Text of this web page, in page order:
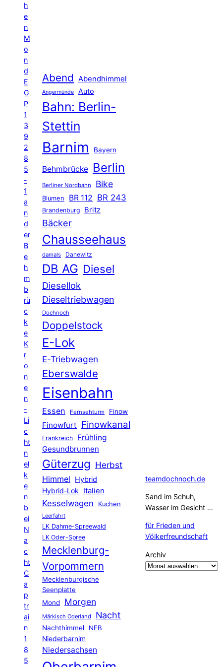
h
e
n
M
o
n
d
E
G
P
1
3
9
2
8
5
-
1
a
n
d
er
B
e
h
m
b
rü
c
k
e
K
r
o
n
e
n
-
Li
c
ht
n
el
k
e
n
b
ei
N
a
c
ht
C
a
p
tr
ai
n
1
8
5
Abend Abendhimmel
Angermünde Auto
Bahn: Berlin-
Stettin
Barnim Bayern
Behmbrücke Berlin
Berliner Nordbahn Bike
Blumen BR 112 BR 243
Brandenburg Britz
Bäcker
Chausseehaus
damals Danewitz
DB AG Diesel
Diesellok
Dieseltriebwagen
Dochnoch
Doppelstock
E-Lok
E-Triebwagen
Eberswalde
Eisenbahn
Essen Fernsehturm Finow
Finowfurt Finowkanal
Frankreich Frühling
Gesundbrunnen
Güterzug Herbst
Himmel
Hybrid
Hybrid-Lok Italien
Kesselwagen Kuchen
Leerfahrt
LK Dahme-Spreewald
LK Oder-Spree
Mecklenburg-
Vorpommern
Mecklenburgische
Seenplatte
Mond
Morgen
Märkisch Oderland Nacht
Nachthimmel
NEB
Niederbarnim
Niedersachsen
teamdochnoch.de
Sand im Schuh,
Wasser im Gesicht …
für Frieden und
Völkerfreundschaft
Archiv